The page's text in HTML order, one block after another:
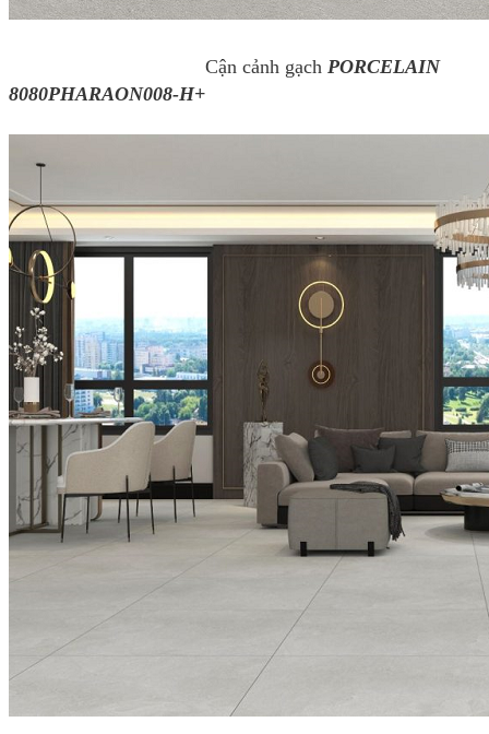
Cận cảnh gạch PORCELAIN
8080PHARAON008-H+